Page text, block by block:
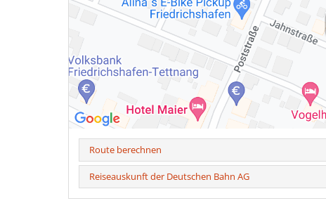
Route berechnen
Reiseauskunft der Deutschen Bahn AG